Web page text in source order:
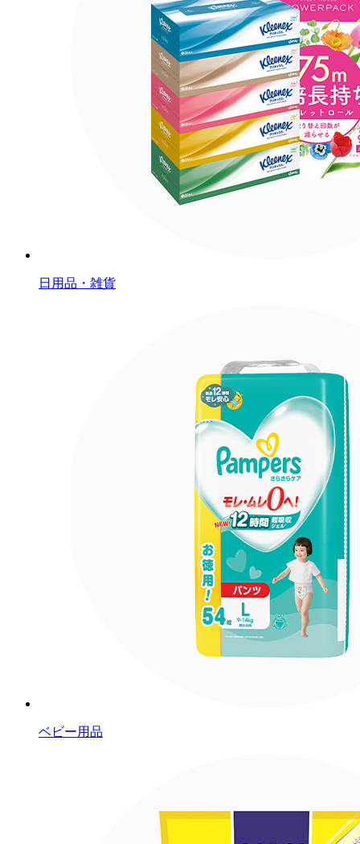
日用品・雑貨
ベビー用品